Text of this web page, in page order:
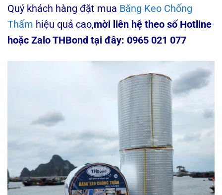
Quý khách hàng đặt mua Băng Keo Chống
Thấm hiệu quả cao,mời liên hệ theo số Hotline
hoặc Zalo THBond tại đây: 0965 021 077